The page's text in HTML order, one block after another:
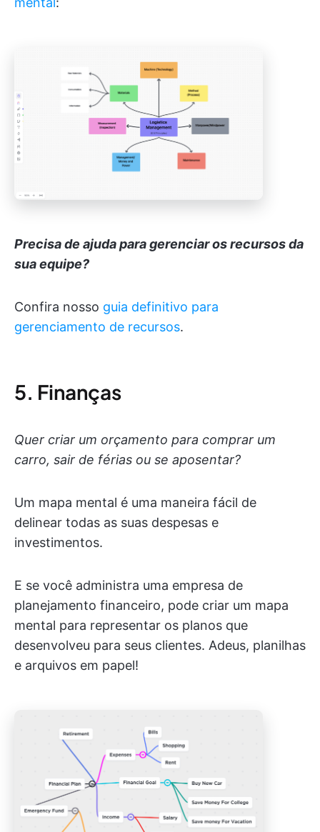
Precisa de ajuda para gerenciar os recursos da
sua equipe?
Confira nosso guia definitivo para
gerenciamento de recursos.
5. Finanças
Quer criar um orçamento para comprar um
carro, sair de férias ou se aposentar?
Um mapa mental é uma maneira fácil de
delinear todas as suas despesas e
investimentos.
E se você administra uma empresa de
planejamento financeiro, pode criar um mapa
mental para representar os planos que
desenvolveu para seus clientes. Adeus, planilhas
e arquivos em papel!